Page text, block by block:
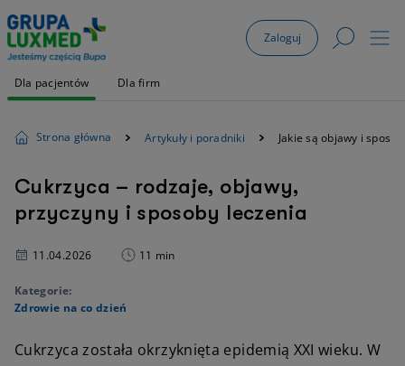
Zaloguj
Dla pacjentów Dla firm
Strona główna Artykuły i poradniki Jakie są objawy i
Cukrzyca – rodzaje, objawy,
przyczyny i sposoby leczenia
11.04.2026 11 min
Kategorie:
Zdrowie na co dzień
Cukrzyca została okrzyknięta epidemią XXI wieku. W